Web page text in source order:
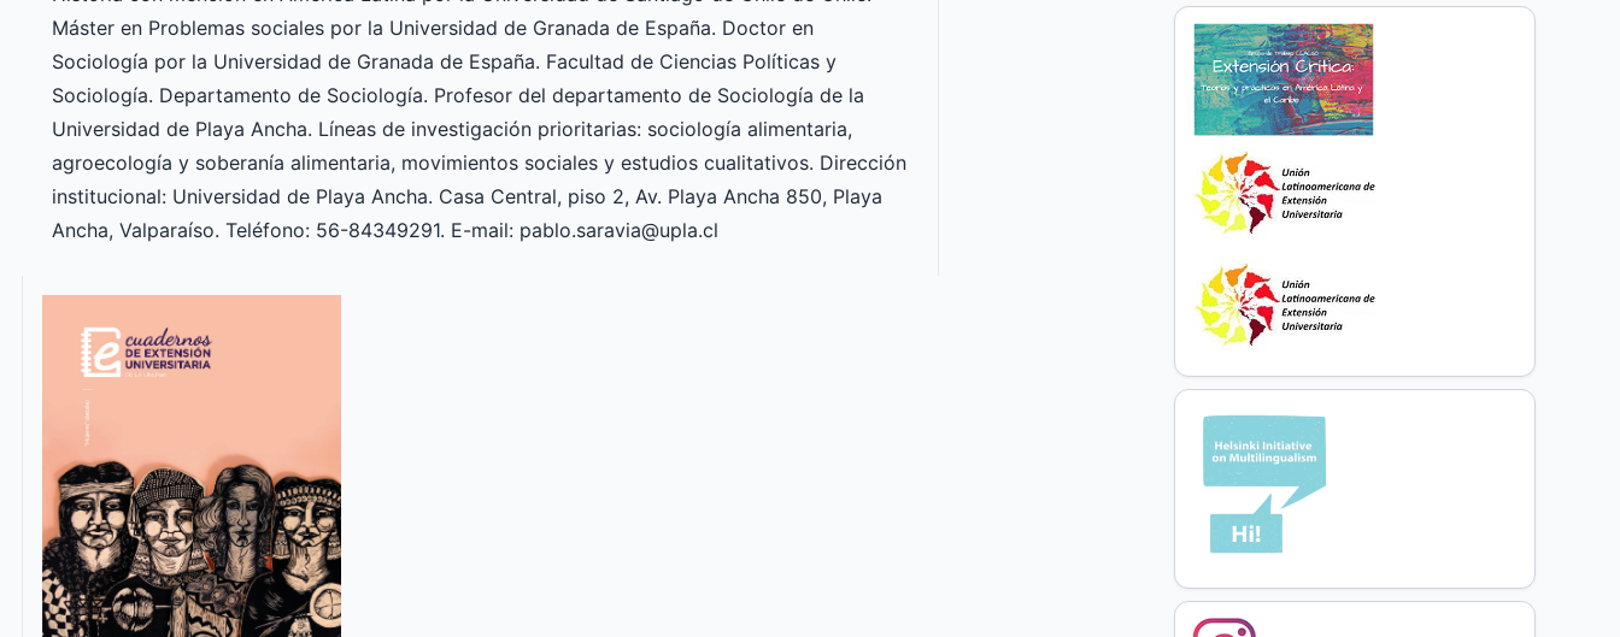
Máster en Problemas sociales por la Universidad de Granada de España. Doctor en
Sociología por la Universidad de Granada de España. Facultad de Ciencias Políticas y
Sociología. Departamento de Sociología. Profesor del departamento de Sociología de la
Universidad de Playa Ancha. Líneas de investigación prioritarias: sociología alimentaria,
agroecología y soberanía alimentaria, movimientos sociales y estudios cualitativos. Dirección
institucional: Universidad de Playa Ancha. Casa Central, piso 2, Av. Playa Ancha 850, Playa
Ancha, Valparaíso. Teléfono: 56-84349291. E-mail: pablo.saravia@upla.cl